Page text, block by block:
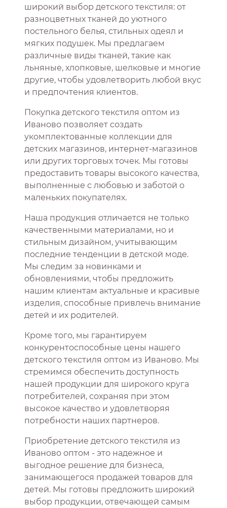
широкий выбор детского текстиля: от
разноцветных тканей до уютного
постельного белья, стильных одеял и
мягких подушек. Мы предлагаем
различные виды тканей, такие как
льняные, хлопковые, шелковые и многие
другие, чтобы удовлетворить любой вкус
и предпочтения клиентов.
Покупка детского текстиля оптом из
Иваново позволяет создать
укомплектованные коллекции для
детских магазинов, интернет-магазинов
или других торговых точек. Мы готовы
предоставить товары высокого качества,
выполненные с любовью и заботой о
маленьких покупателях.
Наша продукция отличается не только
качественными материалами, но и
стильным дизайном, учитывающим
последние тенденции в детской моде.
Мы следим за новинками и
обновлениями, чтобы предложить
нашим клиентам актуальные и красивые
изделия, способные привлечь внимание
детей и их родителей.
Кроме того, мы гарантируем
конкурентоспособные цены нашего
детского текстиля оптом из Иваново. Мы
стремимся обеспечить доступность
нашей продукции для широкого круга
потребителей, сохраняя при этом
высокое качество и удовлетворяя
потребности наших партнеров.
Приобретение детского текстиля из
Иваново оптом - это надежное и
выгодное решение для бизнеса,
занимающегося продажей товаров для
детей. Мы готовы предложить широкий
выбор продукции, отвечающей самым